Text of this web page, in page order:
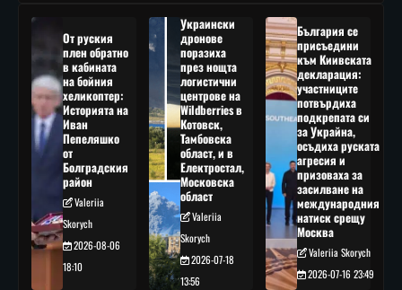
От руския
плен обратно
в кабината
на бойния
хеликоптер:
Историята на
Иван
Пепеляшко
от
Болградския
район
Valeriia
Skorych
2026-08-06
18:10
Украински
дронове
поразиха
през нощта
логистични
центрове на
Wildberries в
Котовск,
Тамбовска
област, и в
Електростал,
Московска
област
Valeriia
Skorych
2026-07-18
13:56
България се
присъедини
към Киивската
декларация:
участниците
потвърдиха
подкрепата си
за Украйна,
осъдиха руската
агресия и
призоваха за
засилване на
международния
натиск срещу
Москва
Valeriia Skorych
2026-07-16 23:49